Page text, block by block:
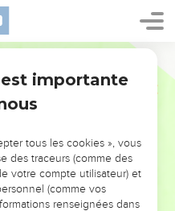
!
VOUS ÉVITER LES
?
importante
tous les cookies », vous
des traceurs (comme des
votre compte utilisateur) et
(comme vos
renseignées dans